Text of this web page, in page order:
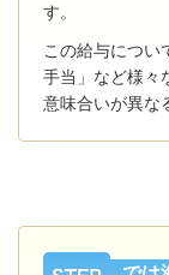
す。
この給与につい
手当」など様々
意味合いが異な